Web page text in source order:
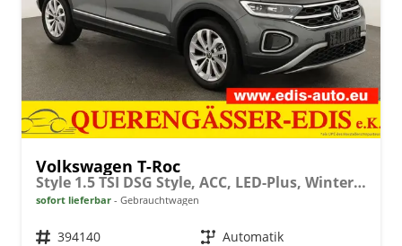
Volkswagen T-Roc
Style 1.5 TSI DSG Style, ACC, LED-Plus, Winter, 17-Zoll
sofort lieferbar Gebrauchtwagen
Fahrzeugnr. 394140 Getriebe Automatik